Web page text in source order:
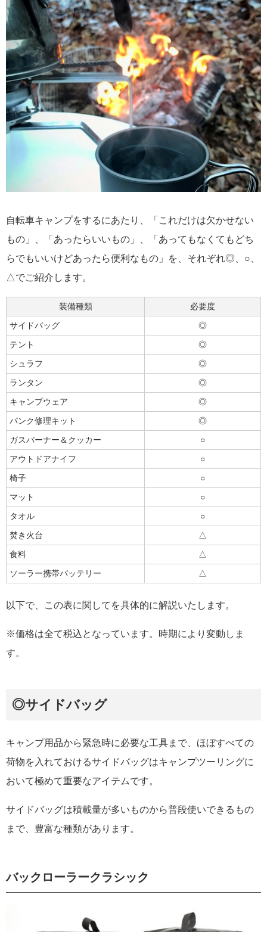
自転車キャンプをするにあたり、「これだけは欠かせない
もの」、「あったらいいもの」、「あってもなくてもどち
らでもいいけどあったら便利なもの」を、それぞれ◎、○、
△でご紹介します。
装備種類
必要度
サイドバッグ
◎
テント
◎
シュラフ
◎
ランタン
◎
キャンプウェア
◎
パンク修理キット
◎
ガスバーナー＆クッカー
○
アウトドアナイフ
○
椅子
○
マット
○
タオル
○
焚き火台
△
食料
△
ソーラー携帯バッテリー
△
以下で、この表に関してを具体的に解説いたします。
※価格は全て税込となっています。時期により変動しま
す。
◎サイドバッグ
キャンプ用品から緊急時に必要な工具まで、ほぼすべての
荷物を入れておけるサイドバッグはキャンプツーリングに
おいて極めて重要なアイテムです。
サイドバッグは積載量が多いものから普段使いできるもの
まで、豊富な種類があります。
バックローラークラシック